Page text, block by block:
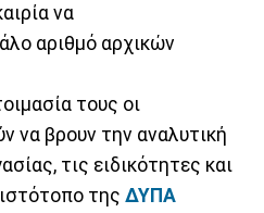
να
αριθμό αρχικών
τους οι
να βρουν την αναλυτική
τις ειδικότητες και
της ΔΥΠΑ